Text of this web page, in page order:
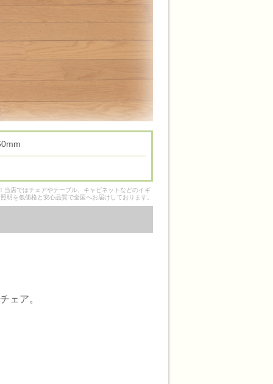
店ではチェアやテーブル、キャビネットなどのイギ
明を低価格と安心品質で全国へお届けしております。
ェア。